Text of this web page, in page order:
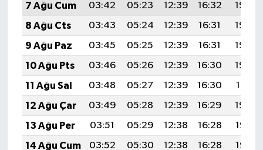
7 Ağu Cum
03:42 05:23 12:39 16:32
19:46
8 Ağu Cts
03:43 05:24 12:39 16:31
19:44
9 Ağu Paz
03:45 05:25 12:39 16:31
19:43
10 Ağu Pts
03:46 05:26 12:39 16:30
19:42
11 Ağu Sal
03:48 05:27 12:39 16:30
19:41
12 Ağu Çar
03:49 05:28 12:39 16:29
19:39
13 Ağu Per
03:51 05:29 12:38 16:28
19:38
14 Ağu Cum
03:52 05:30 12:38 16:28
19:37